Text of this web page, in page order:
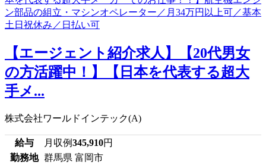
【エージェント紹介求人】【20代男女
の方活躍中！】【日本を代表する超大
手メ...
株式会社ワールドインテック(A)
給与 月収例345,910円
勤務地 群馬県 富岡市